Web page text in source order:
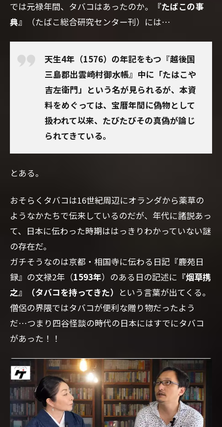
では元禄年間、タバコはあったのか。
『たばこの事
典』
（たばこ総合研究センター刊）には…
天生4年（1576）の年記をもつ『越後国
三島郡出雲崎村御水帳』中に「たはこや
吉左衛門」という名が見られるが、本資
料をめぐっては、宝暦年間に偽物として
扱われて以来、たびたびその真偽が論じ
られてきている。
とある。
おそらくタバコは16世紀周辺にオランダから薬草の
ようなかたちで伝来しているのだが、年代に諸説あっ
て、日本に伝わった時期ははっきりわかっていない謎
の存在だ。
ガチそうなのは京都・相国寺に伝わる日記『鹿苑日
録』の文禄2年（1593年）のある日の記述に 『烟草携
之』（タバコを持ってきた） という言葉が出てくる。
僧侶の界隈ではタバコが便利な贈り物だったよう
だ…つまり四谷怪談の時代の日本にはすでにタバコ
があった！！